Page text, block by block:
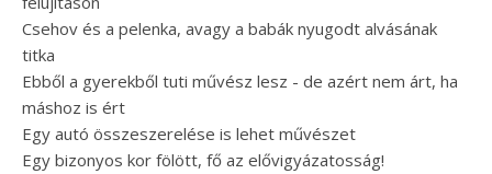
Csehov és a pelenka, avagy a babák nyugodt alvásának
titka
Ebből a gyerekből tuti művész lesz - de azért nem árt, ha
máshoz is ért
Egy autó összeszerelése is lehet művészet
Egy bizonyos kor fölött, fő az elővigyázatosság!